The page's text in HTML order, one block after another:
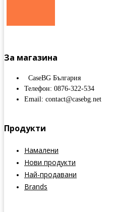
За магазина
CaseBG България
Телефон: 0876-322-534
Email: contact@casebg.net
Продукти
Намалени
Нови продукти
Най-продавани
Brands